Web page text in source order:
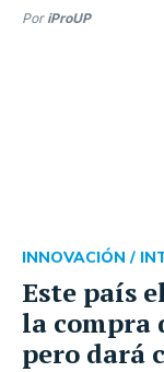
Por iProUP
Este país
la compra
pero dará
INNOVACIÓN /